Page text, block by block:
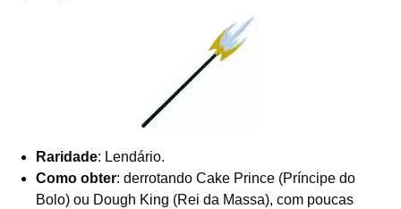
Raridade: Lendário.
Como obter: derrotando Cake Prince (Príncipe do
Bolo) ou Dough King (Rei da Massa), com poucas